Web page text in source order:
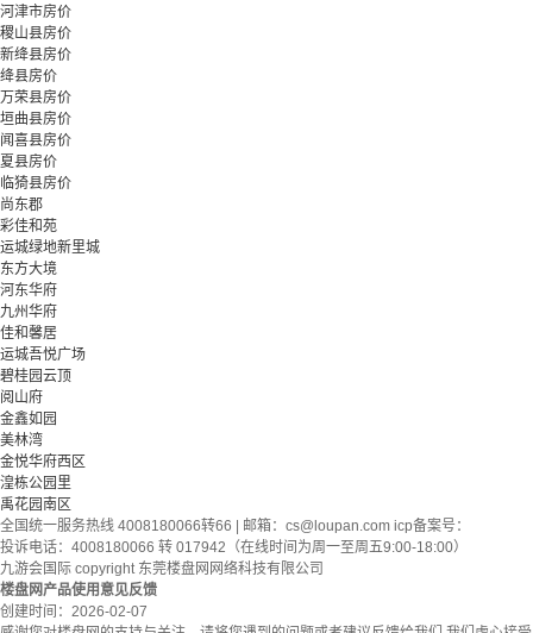
河津市房价
稷山县房价
新绛县房价
绛县房价
万荣县房价
垣曲县房价
闻喜县房价
夏县房价
临猗县房价
尚东郡
彩佳和苑
运城绿地新里城
东方大境
河东华府
九州华府
佳和馨居
运城吾悦广场
碧桂园云顶
阅山府
金鑫如园
美林湾
金悦华府西区
湟栋公园里
禹花园南区
全国统一服务热线 4008180066转66 | 邮箱： cs@loupan.com icp备案号：
投诉电话：4008180066 转 017942（在线时间为周一至周五9:00-18:00）
九游会国际 copyright 东莞楼盘网网络科技有限公司
楼盘网产品使用意见反馈
创建时间： 2026-02-07